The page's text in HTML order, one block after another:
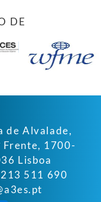
DE
de Alvalade,
Frente, 1700-
Lisboa
511 690